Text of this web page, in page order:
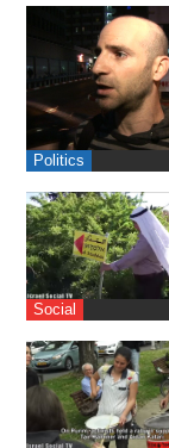
Politics
Social